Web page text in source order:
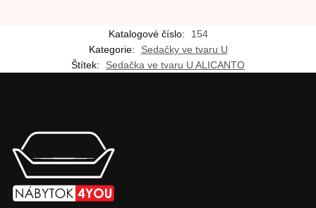
Katalogové číslo:
154
Kategorie:
Sedačky ve tvaru U
Štítek:
Sedačka ve tvaru U ALICANTO